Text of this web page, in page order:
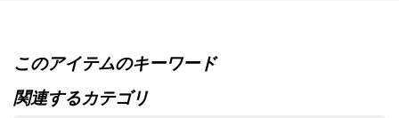
このアイテムのキーワード
関連するカテゴリ